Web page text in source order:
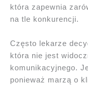
która zapewnia
na tle konkurencji.
Często lekarze
która nie jest
komunikacyjnego.
ponieważ marzą o